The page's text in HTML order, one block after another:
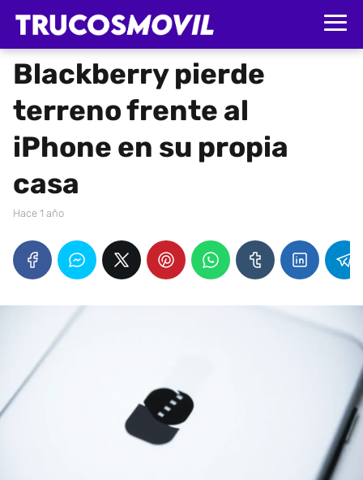
Blackberry pierde
terreno frente al
iPhone en su propia
casa
hace 1 año